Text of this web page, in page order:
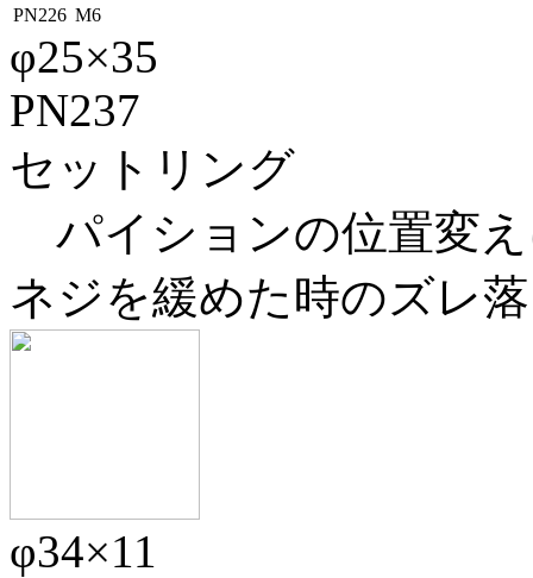
PN226 M6
φ25×35
PN237
セットリング
パイションの位置変
ネジを緩めた時のズレ
φ34×11